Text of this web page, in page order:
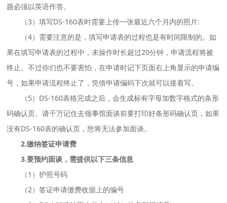
题必须以英语作答。
（3）填写DS-160表时需要上传一张最近六个月内的照片.
（4）需要注意的是，填写申请表的过程也是有时间限制的。如
果在填写申请表的过程中，未操作时长超过20分钟，申请流程将被
终止。不过你们也不要害怕，在申请时记下页面右上角显示的申请编
号，如果申请流程终止了，凭借申请编码下次就可以接着写。
（5）DS-160表格完成之后，会生成标有字母加数字格式的条形
码确认页。请千万记住去领事馆面谈前要打印好条形码确认页，如果
没有DS-160表的确认页，您将无法参加面谈。
2.缴纳签证申请费
3.要预约面谈，需提供以下三条信息
（1）护照号码
（2）签证申请缴费收据上的编号